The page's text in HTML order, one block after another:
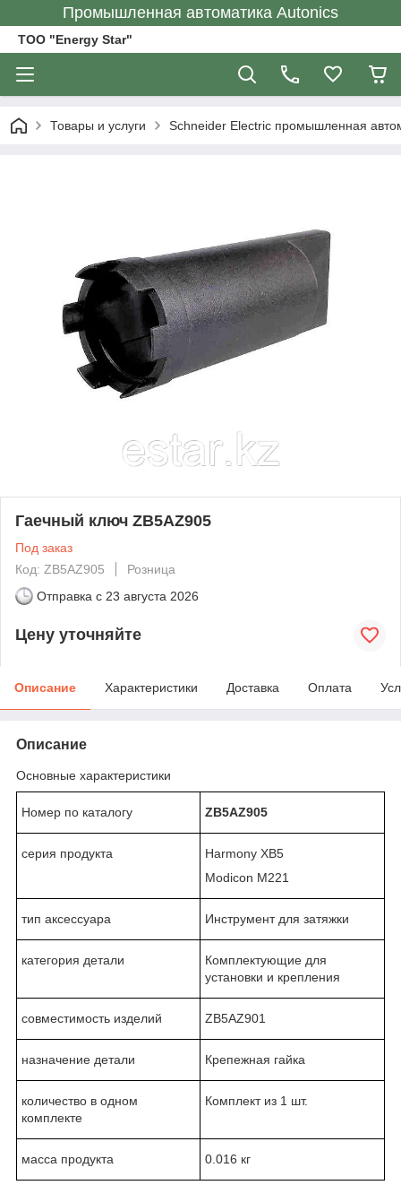
Промышленная автоматика Autonics
ТОО "Energy Star"
Товары и услуги Schneider Electric промышленная
Гаечный ключ ZB5AZ905
Под заказ
Код: ZB5AZ905
Розница
Отправка с 23 августа 2026
Цену уточняйте
Описание Характеристики Доставка Оплата
Описание
Основные характеристики
Номер по каталогу ZB5AZ905
серия продукта
Harmony XB5
Modicon M221
тип аксессуара Инструмент для затяжки
категория детали
Комплектующие для
установки и крепления
совместимость изделий ZB5AZ901
назначение детали Крепежная гайка
количество в одном
комплекте
Комплект из 1 шт.
масса продукта 0.016 кг